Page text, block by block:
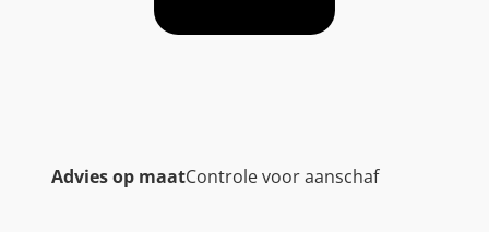
Advies op maatControle voor aanschaf